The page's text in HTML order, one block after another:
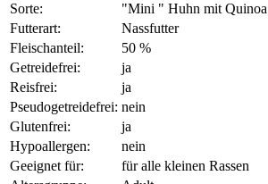
Sorte:
"Mini " Huhn mit Quinoa
Futterart:
Nassfutter
Fleischanteil:
50 %
Getreidefrei:
ja
Reisfrei:
ja
Pseudogetreidefrei: nein
Glutenfrei:
ja
Hypoallergen:
nein
Geeignet für:
für alle kleinen Rassen